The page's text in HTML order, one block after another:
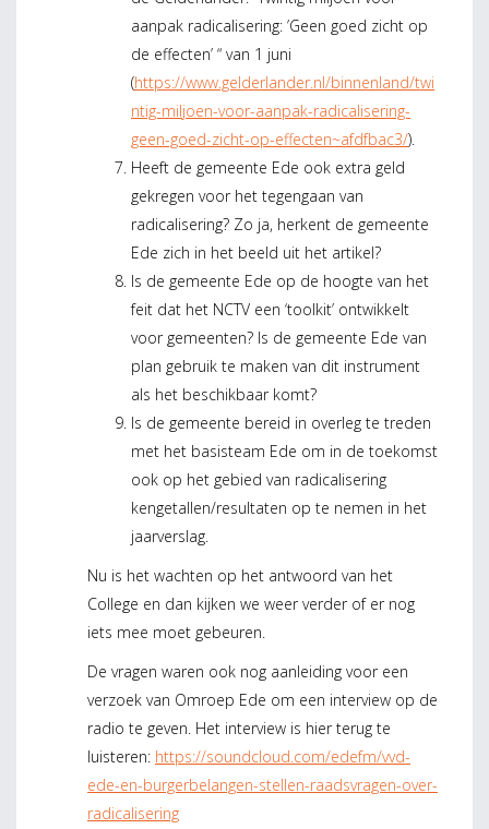
aanpak radicalisering: ’Geen goed zicht op
de effecten’ “ van 1 juni
(https://www.gelderlander.nl/binnenland/twi
ntig-miljoen-voor-aanpak-radicalisering-
geen-goed-zicht-op-effecten~afdfbac3/).
Heeft de gemeente Ede ook extra geld
gekregen voor het tegengaan van
radicalisering? Zo ja, herkent de gemeente
Ede zich in het beeld uit het artikel?
Is de gemeente Ede op de hoogte van het
feit dat het NCTV een ‘toolkit’ ontwikkelt
voor gemeenten? Is de gemeente Ede van
plan gebruik te maken van dit instrument
als het beschikbaar komt?
Is de gemeente bereid in overleg te treden
met het basisteam Ede om in de toekomst
ook op het gebied van radicalisering
kengetallen/resultaten op te nemen in het
jaarverslag.
Nu is het wachten op het antwoord van het
College en dan kijken we weer verder of er nog
iets mee moet gebeuren.
De vragen waren ook nog aanleiding voor een
verzoek van Omroep Ede om een interview op de
radio te geven. Het interview is hier terug te
luisteren: https://soundcloud.com/edefm/vvd-
ede-en-burgerbelangen-stellen-raadsvragen-over-
radicalisering